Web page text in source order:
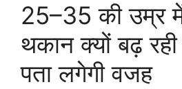
25–35 की उम्र
थकान क्यों बढ़
पता लगेगी वजह